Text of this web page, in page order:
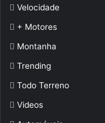
Velocidade
+ Motores
Montanha
Trending
Todo Terreno
Videos